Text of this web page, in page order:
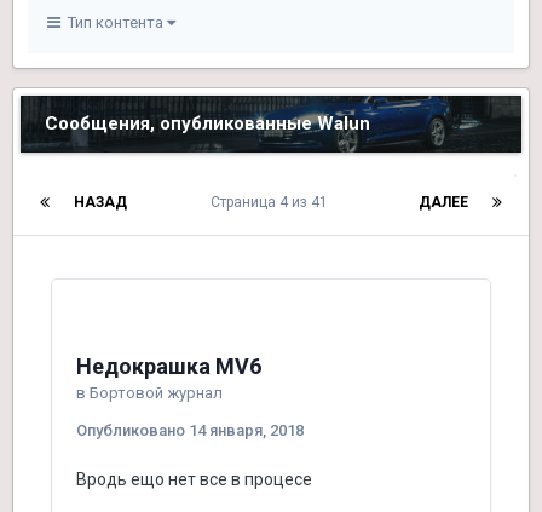
Тип контента
Сообщения, опубликованные Walun
НАЗАД ДАЛЕЕ
Страница 4 из 41
Недокрашка MV6
в Бортовой журнал
Опубликовано 14 января, 2018
Вродь ещо нет все в процесе